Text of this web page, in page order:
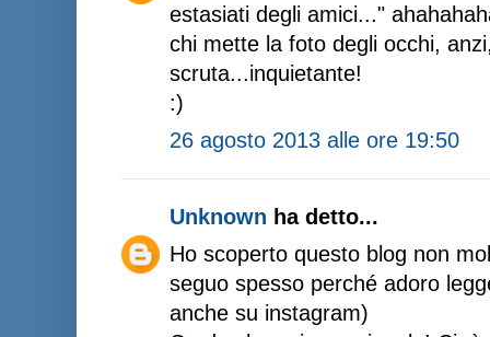
estasiati degli amici..."
chi mette la foto degli occhi,
scruta...inquietante!
:)
26 agosto 2013 alle ore 19:50
Unknown ha detto...
Ho scoperto questo blog non
seguo spesso perché adoro
anche su instagram)